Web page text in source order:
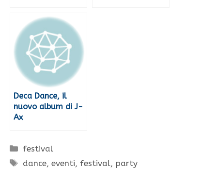
Deca Dance, il
nuovo album di J-
Ax
Categorie
festival
Tag
dance,eventi, festival, party